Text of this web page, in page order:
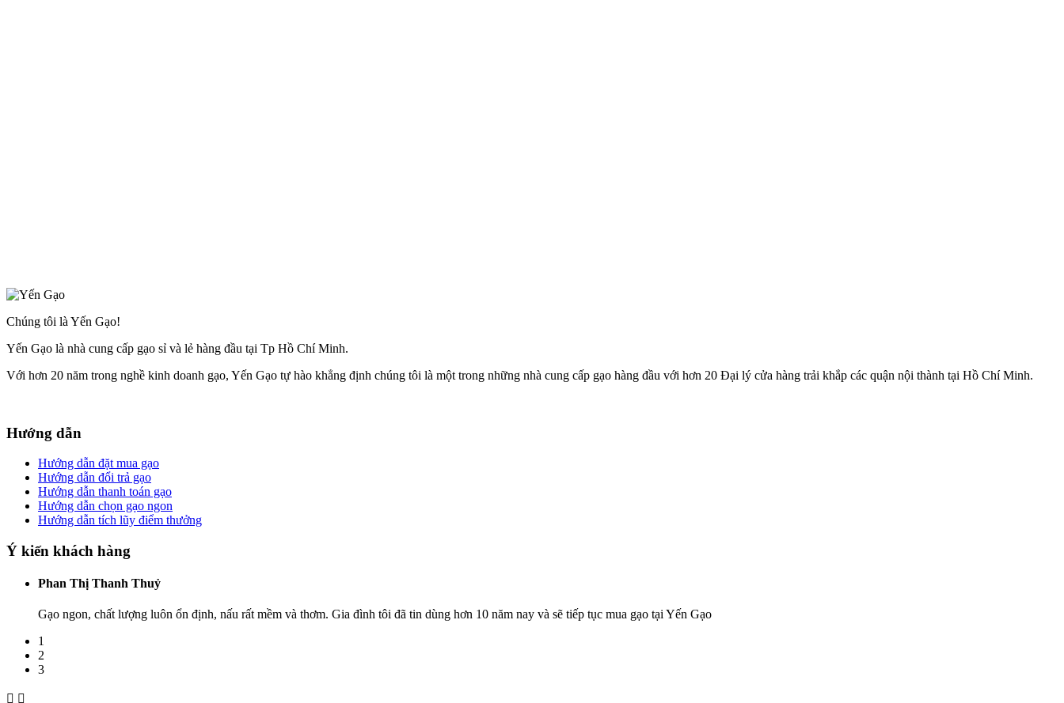
Chúng tôi là Yến Gạo!
Yến Gạo là nhà cung cấp gạo sỉ và lẻ hàng đầu tại Tp Hồ Chí Minh.
Với hơn 20 năm trong nghề kinh doanh gạo, Yến Gạo tự hào khẳng định chúng tôi là một trong những nhà cung cấp gạo hàng đầu với hơn 20 Đại lý cửa hàng trải khắp các quận nội thành tại Hồ Chí Minh.
Hướng dẫn
Hướng dẫn đặt mua gạo
Hướng dẫn đổi trả gạo
Hướng dẫn thanh toán gạo
Hướng dẫn chọn gạo ngon
Hướng dẫn tích lũy điểm thưởng
Ý kiến khách hàng
Phan Thị Thanh Thuỷ
Gạo ngon, chất lượng luôn ổn định, nấu rất mềm và thơm. Gia đình tôi đã tin dùng hơn 10 năm nay và sẽ tiếp tục mua gạo tại Yến Gạo
1
2
3
 